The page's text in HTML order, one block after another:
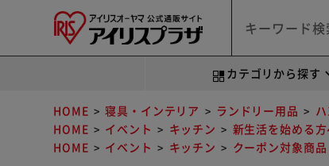
カテゴリから探す
HOME 寝具・インテリア ランドリー用品
HOME
イベント キッチン 新生活を始める
HOME
イベント キッチン クーポン対象商品